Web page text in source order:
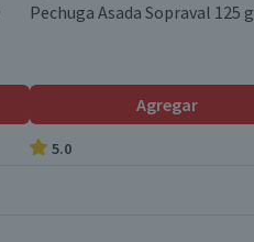
Pechuga Asada Sopraval 125 g
Agregar
5.0